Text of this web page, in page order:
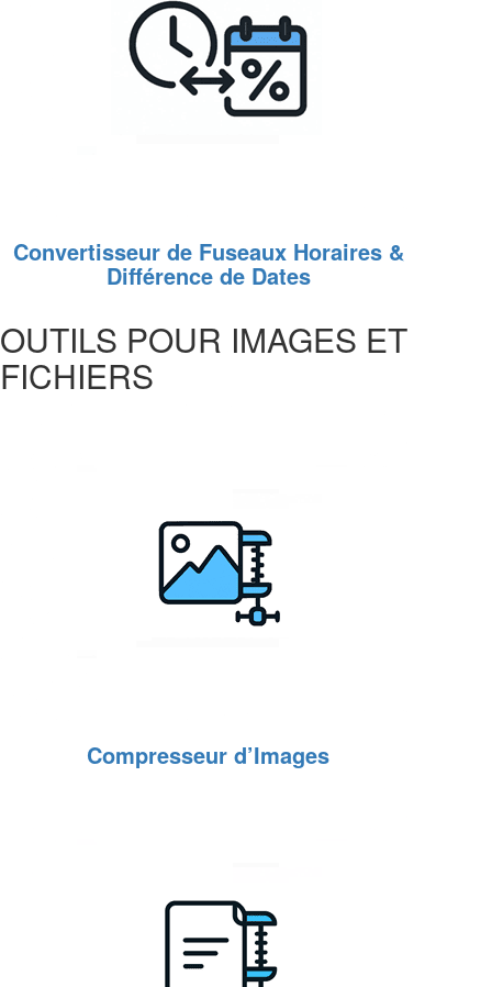
Convertisseur de Fuseaux Horaires &
Différence de Dates
OUTILS POUR IMAGES ET
FICHIERS
Compresseur d’Images